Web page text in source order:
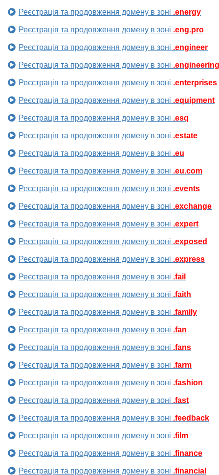
Реєстрація та продовження домену в зоні .energy
Реєстрація та продовження домену в зоні .eng.pro
Реєстрація та продовження домену в зоні .engineer
Реєстрація та продовження домену в зоні .engineering
Реєстрація та продовження домену в зоні .enterprises
Реєстрація та продовження домену в зоні .equipment
Реєстрація та продовження домену в зоні .esq
Реєстрація та продовження домену в зоні .estate
Реєстрація та продовження домену в зоні .eu
Реєстрація та продовження домену в зоні .eu.com
Реєстрація та продовження домену в зоні .events
Реєстрація та продовження домену в зоні .exchange
Реєстрація та продовження домену в зоні .expert
Реєстрація та продовження домену в зоні .exposed
Реєстрація та продовження домену в зоні .express
Реєстрація та продовження домену в зоні .fail
Реєстрація та продовження домену в зоні .faith
Реєстрація та продовження домену в зоні .family
Реєстрація та продовження домену в зоні .fan
Реєстрація та продовження домену в зоні .fans
Реєстрація та продовження домену в зоні .farm
Реєстрація та продовження домену в зоні .fashion
Реєстрація та продовження домену в зоні .fast
Реєстрація та продовження домену в зоні .feedback
Реєстрація та продовження домену в зоні .film
Реєстрація та продовження домену в зоні .finance
Реєстрація та продовження домену в зоні .financial